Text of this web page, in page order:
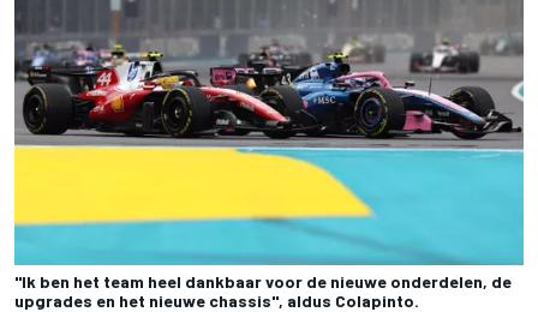
"Ik ben het team heel dankbaar voor de nieuwe onderdelen, de
upgrades en het nieuwe chassis", aldus Colapinto.